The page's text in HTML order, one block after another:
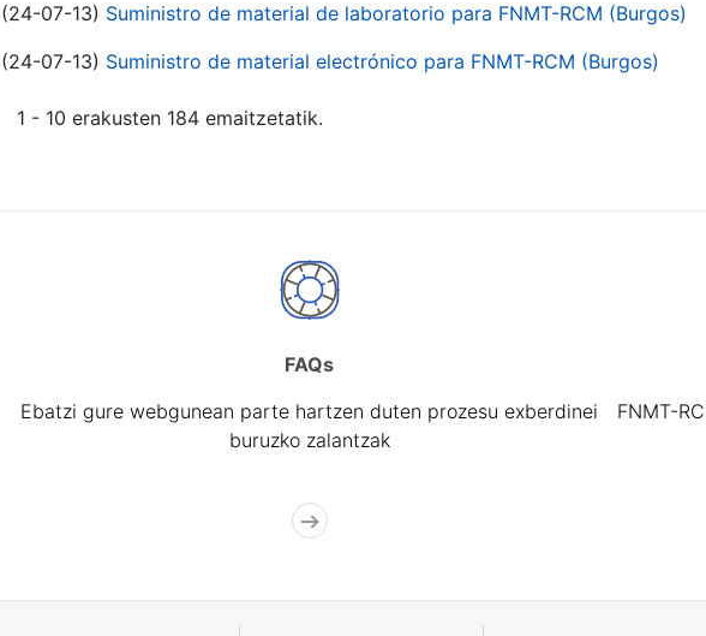
(24-07-13) Suministro de material de laboratorio para FNMT-RCM (Burgos)
(24-07-13) Suministro de material electrónico para FNMT-RCM (Burgos)
1 - 10 erakusten 184 emaitzetatik.
FAQs
Ebatzi gure webgunean parte hartzen duten prozesu exberdinei
buruzko zalantzak
FNMT-